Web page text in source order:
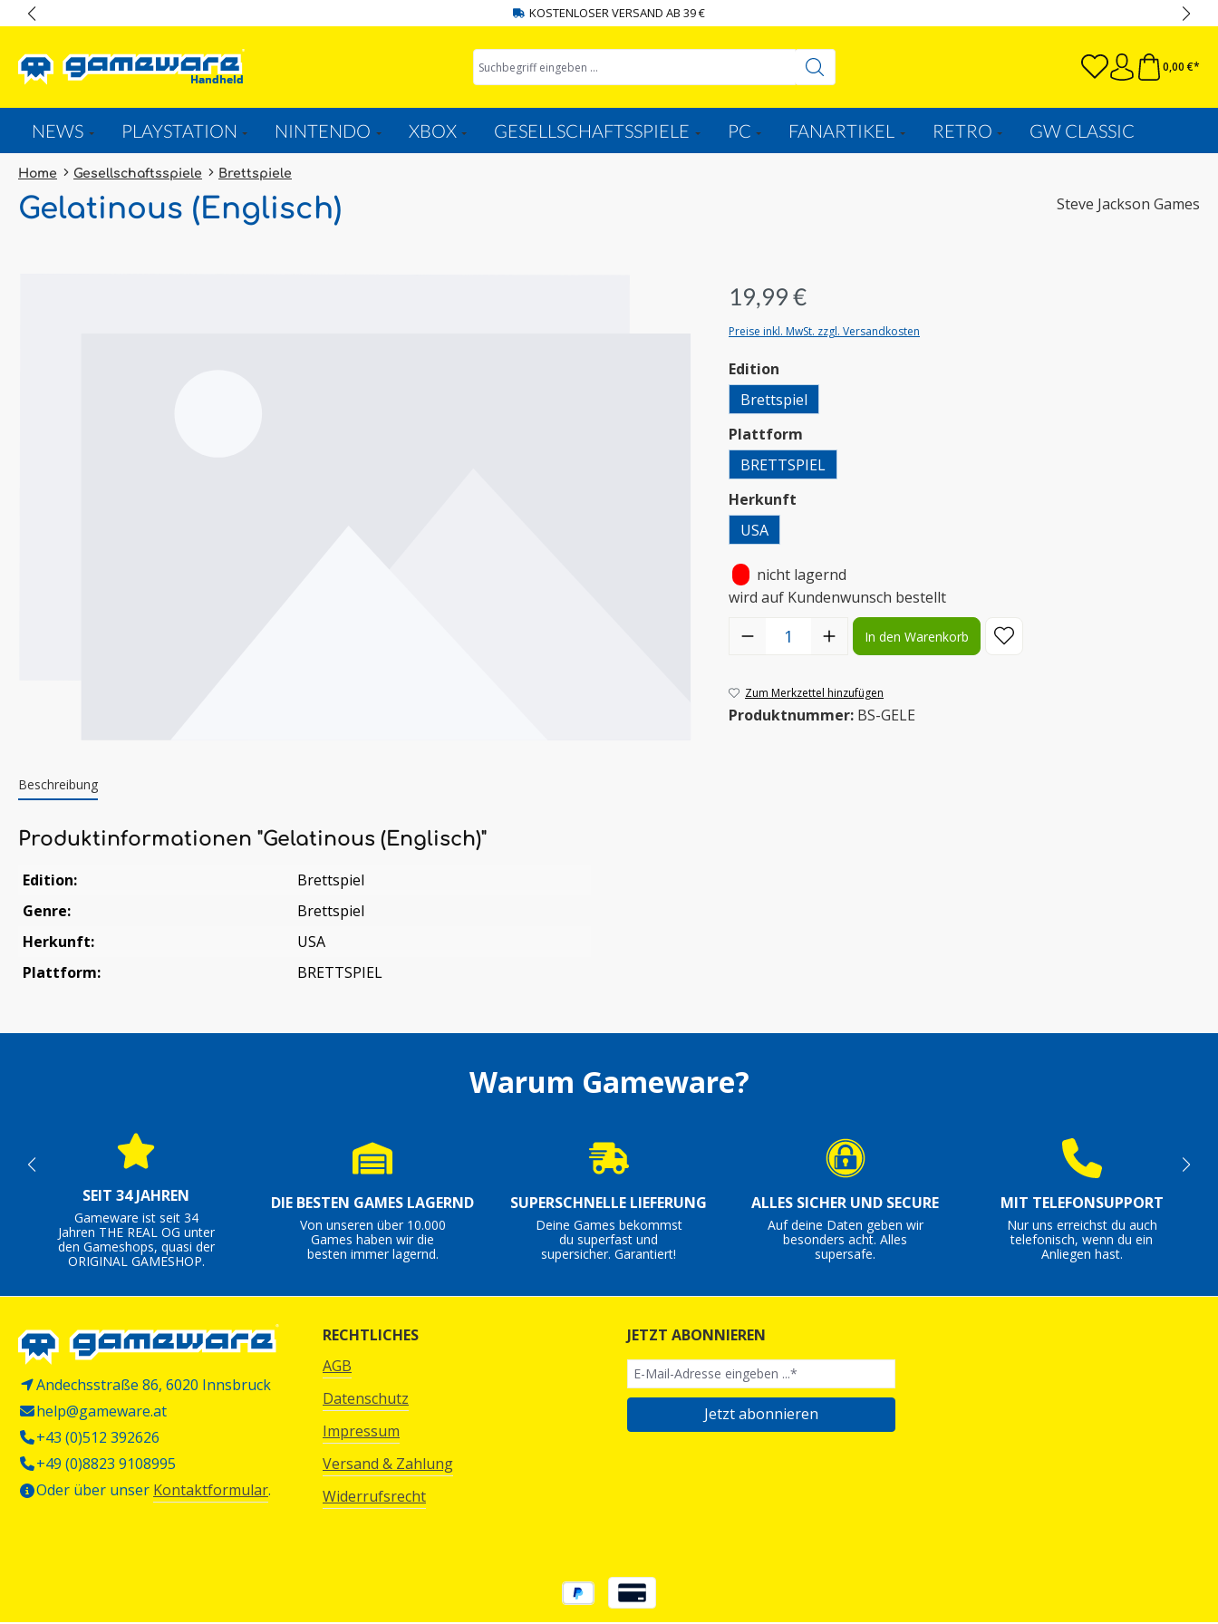
KOSTENLOSER VERSAND AB 39 €
0,00 €*
NEWS PLAYSTATION NINTENDO XBOX GESELLSCHAFTSSPIELE PC FANARTIKEL RETRO GW CLASSIC
Home Gesellschaftsspiele Brettspiele
Gelatinous (Englisch) Steve Jackson Games
19,99 €
Preise inkl. MwSt. zzgl. Versandkosten
Edition
Brettspiel
Plattform
BRETTSPIEL
Herkunft
USA
nicht lagernd
wird auf Kundenwunsch bestellt
Produkt Anzahl: Gib den gewünschten Wert ein oder benutze die
In den Warenkorb
Zum Merkzettel hinzufügen
Produktnummer: BS-GELE
Beschreibung
Produktinformationen "Gelatinous (Englisch)"
Edition:
Brettspiel
Genre:
Brettspiel
Herkunft:
USA
Plattform:
BRETTSPIEL
Warum Gameware?
SEIT 34 JAHREN
Gameware ist seit 34
Jahren THE REAL OG unter
den Gameshops, quasi der
ORIGINAL GAMESHOP.
DIE BESTEN GAMES LAGERND
Von unseren über 10.000
Games haben wir die
besten immer lagernd.
SUPERSCHNELLE LIEFERUNG
Deine Games bekommst
du superfast und
supersicher. Garantiert!
ALLES SICHER UND SECURE
Auf deine Daten geben wir
besonders acht. Alles
supersafe.
MIT TELEFONSUPPORT
Nur uns erreichst du auch
telefonisch, wenn du ein
Anliegen hast.
Andechsstraße 86, 6020 Innsbruck
help@gameware.at
+43 (0)512 392626
+49 (0)8823 9108995
Oder über unser Kontaktformular.
RECHTLICHES
AGB
Datenschutz
Impressum
Versand & Zahlung
Widerrufsrecht
JETZT ABONNIEREN
Jetzt abonnieren